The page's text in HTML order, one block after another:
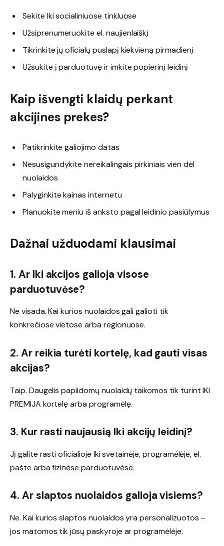
Sekite Iki socialiniuose tinkluose
Užsiprenumeruokite el. naujienlaiškį
Tikrinkite jų oficialų puslapį kiekvieną pirmadienį
Užsukite į parduotuvę ir imkite popierinį leidinį
Kaip išvengti klaidų perkant
akcijines prekes?
Patikrinkite galiojimo datas
Nesusigundykite nereikalingais pirkiniais vien dėl
nuolaidos
Palyginkite kainas internetu
Planuokite meniu iš anksto pagal leidinio pasiūlymus
Dažnai užduodami klausimai
1. Ar Iki akcijos galioja visose
parduotuvėse?
Ne visada. Kai kurios nuolaidos gali galioti tik
konkrečiose vietose arba regionuose.
2. Ar reikia turėti kortelę, kad gauti visas
akcijas?
Taip. Daugelis papildomų nuolaidų taikomos tik turint IKI
PREMIJA kortelę arba programėlę.
3. Kur rasti naujausią Iki akcijų leidinį?
Jį galite rasti oficialioje Iki svetainėje, programėlėje, el.
pašte arba fizinėse parduotuvėse.
4. Ar slaptos nuolaidos galioja visiems?
Ne. Kai kurios slaptos nuolaidos yra personalizuotos –
jos matomos tik jūsų paskyroje ar programėlėje.